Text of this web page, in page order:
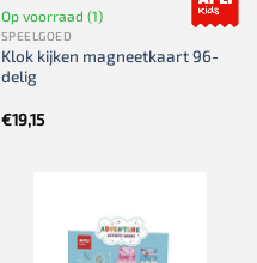
Op voorraad (1)
SPEELGOED
Klok kijken magneetkaart 96-
delig
€19,15